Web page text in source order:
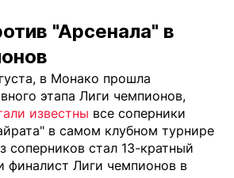
"Арсенала" в
в Монако прошла
этапа Лиги чемпионов,
известны все соперники
в самом клубном турнире
соперников стал 13-кратный
финалист Лиги чемпионов в